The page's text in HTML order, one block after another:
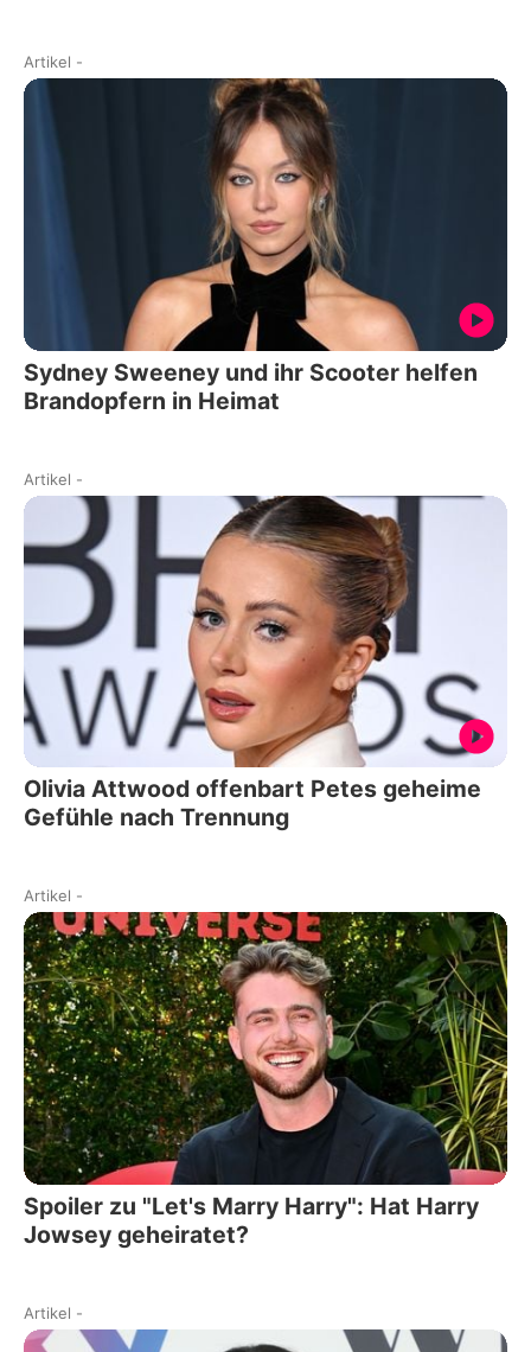
Artikel -
Sydney Sweeney und ihr Scooter helfen
Brandopfern in Heimat
Artikel -
Olivia Attwood offenbart Petes geheime
Gefühle nach Trennung
Artikel -
Spoiler zu "Let's Marry Harry": Hat Harry
Jowsey geheiratet?
Artikel -